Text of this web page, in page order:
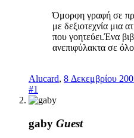
Όμορφη γραφή σε
με δεξιοτεχνία μια
που γοητεύει.Ένα
ανεπιφύλακτα σε
Alucard, 8 Δεκεμβρίου
#1
gaby Guest